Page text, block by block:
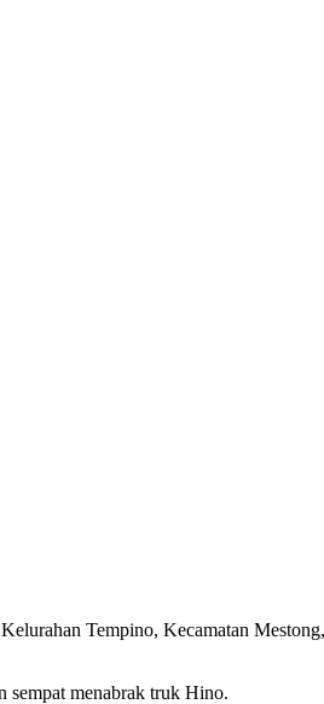
Tempino, Kecamatan
sempat menabrak truk Hino.